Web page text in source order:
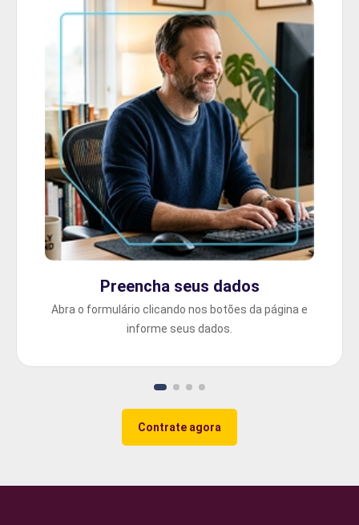
Preencha seus dados
Abra o formulário clicando nos botões da página e
informe seus dados.
Contrate agora